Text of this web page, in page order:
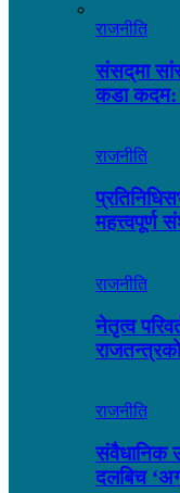
राजनीति
संसद्‌मा
कडा कदम:
राजनीति
राजनीति
नेतृत्व
राजनीति
संवैधानिक
दलबिच